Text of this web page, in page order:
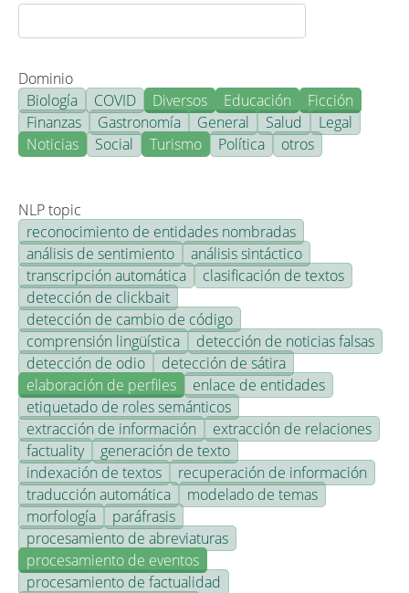
Dominio
Biología
COVID Diversos Educación
Ficción
Finanzas
Gastronomía General Salud
Legal
Noticias
Social Turismo Política otros
NLP topic
reconocimiento de entidades nombradas
análisis de sentimiento
análisis sintáctico
transcripción automática
clasificación de textos
detección de clickbait
detección de cambio de código
comprensión lingüística
detección de noticias falsas
detección de odio
detección de sátira
elaboración de perfiles
enlace de entidades
etiquetado de roles semánticos
extracción de información
extracción de relaciones
factuality
generación de texto
indexación de textos
recuperación de información
traducción automática
modelado de temas
morfología
paráfrasis
procesamiento de abreviaturas
procesamiento de eventos
procesamiento de factualidad